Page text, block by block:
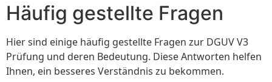
Häufig gestellte Fragen
Hier sind einige häufig gestellte Fragen zur DGUV V3
Prüfung und deren Bedeutung. Diese Antworten helfen
Ihnen, ein besseres Verständnis zu bekommen.